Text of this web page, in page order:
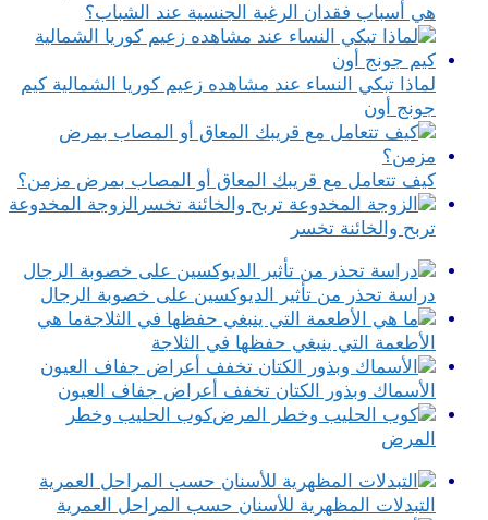
هي أسباب فقدان الرغبة الجنسية عند الشباب؟
لماذا تبكي النساء عند مشاهده زعيم كوريا الشمالية كيم
جونج أون
كيف تتعامل مع قريبك المعاق أو المصاب بمرض مزمن؟
الزوجة المخدوعة
تربح والخائنة تخسر
دراسة تحذر من تأثير الديوكسين على خصوبة الرجال
ما هي
الأطعمة التي ينبغي حفظها في الثلاجة
الأسماك وبذور الكتان تخفف أعراض جفاف العيون
كوب الحليب وخطر
المرض
التبدلات المظهرية للأسنان حسب المراحل العمرية